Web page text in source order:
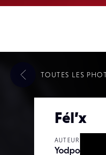
Fél’x
AUTEUR
Yodpoil
TOUTES LES